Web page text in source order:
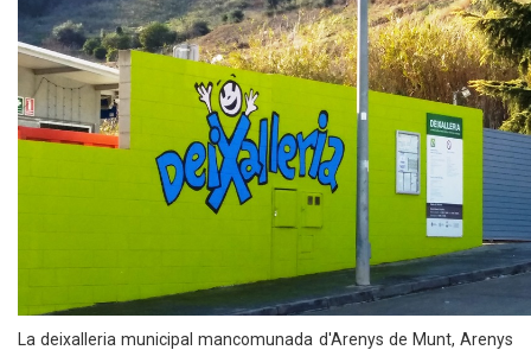
La deixalleria municipal mancomunada d'Arenys de Munt, Arenys